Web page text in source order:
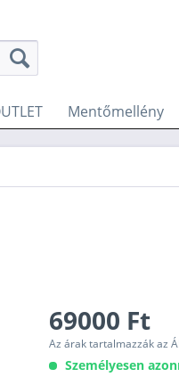
Mentőmellény
69000 Ft
Az árak tartalmazzák az
Személyesen